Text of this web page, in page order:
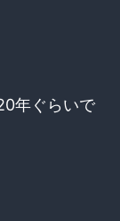
年ぐらいで